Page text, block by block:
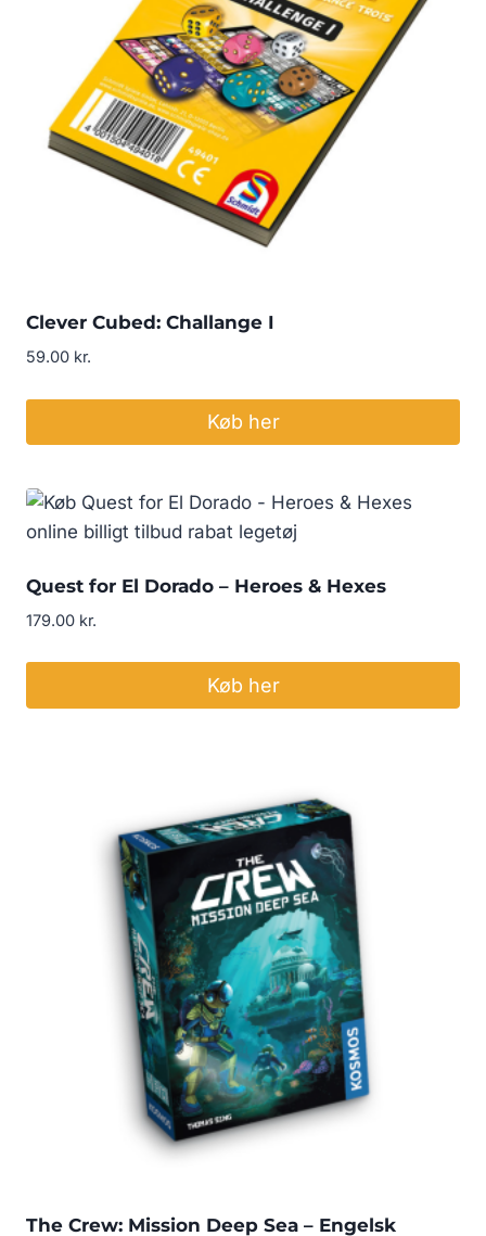
Clever Cubed: Challange I
59.00 kr.
Køb her
Quest for El Dorado – Heroes & Hexes
179.00 kr.
Køb her
The Crew: Mission Deep Sea – Engelsk